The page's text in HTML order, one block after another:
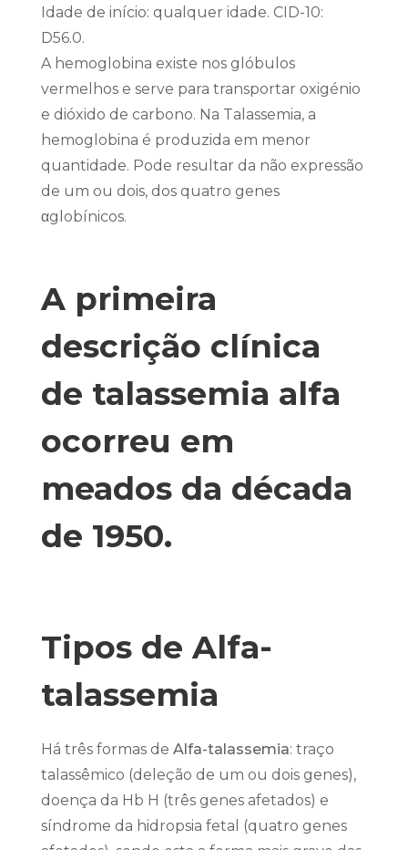
Idade de início: qualquer idade. CID-10:
D56.0.
A hemoglobina existe nos glóbulos
vermelhos e serve para transportar oxigénio
e dióxido de carbono. Na Talassemia, a
hemoglobina é produzida em menor
quantidade. Pode resultar da não expressão
de um ou dois, dos quatro genes
αglobínicos.
A primeira
descrição clínica
de talassemia alfa
ocorreu em
meados da década
de 1950.
Tipos de Alfa-
talassemia
Há três formas de Alfa-talassemia: traço
talassêmico (deleção de um ou dois genes),
doença da Hb H (três genes afetados) e
síndrome da hidropsia fetal (quatro genes